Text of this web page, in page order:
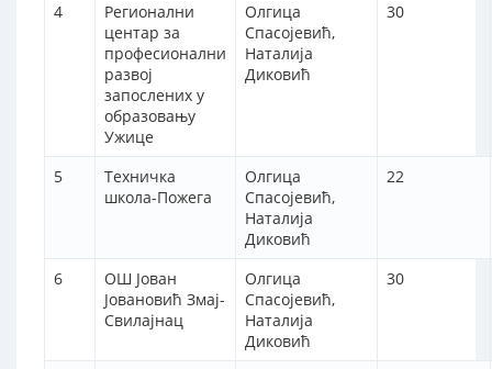
4
Регионални
центар за
професионални
развој
запослених у
образовању
Ужице
Олгица
Спасојевић,
Наталија
Диковић
30
5
Техничка
школа-Пожега
Олгица
Спасојевић,
Наталија
Диковић
22
6
ОШ Јован
Јовановић Змај-
Свилајнац
Олгица
Спасојевић,
Наталија
Диковић
30